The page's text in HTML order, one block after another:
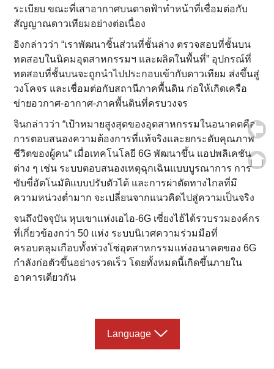
ระเบียบ ขณะที่เสาอากาศบนดาดฟ้าทำหน้าที่เชื่อมต่อกับ
สัญญาณดาวเทียมอย่างต่อเนื่อง
อิงกล่าวว่า “เราพัฒนาชิ้นส่วนที่ชั้นล่าง ตรวจสอบที่ชั้นบน
ทดสอบในนิคมอุตสาหกรรมฯ และผลิตในพื้นที่” อุปกรณ์ที่
ทดสอบที่ชั้นบนจะถูกนำไปประกอบเข้ากับดาวเทียม ส่งขึ้นสู่
วงโคจร และเชื่อมต่อกับสถานีภาคพื้นดิน ก่อให้เกิดเครือ
ข่ายอวกาศ-อากาศ-ภาคพื้นดินที่ครบวงจร
จินกล่าวว่า “เป้าหมายสูงสุดของอุตสาหกรรมในอนาคตคือ
การตอบสนองความต้องการที่แท้จริงและยกระดับคุณภาพ
ชีวิตของผู้คน” เมื่อเทคโนโลยี 6G พัฒนาขึ้น แอปพลิเคชัน
ต่าง ๆ เช่น ระบบตอบสนองเหตุฉุกเฉินแบบบูรณาการ การ
ขับขี่อัตโนมัติแบบปรับตัวได้ และการผ่าตัดทางไกลที่มี
ความหน่วงต่ำมาก จะเปลี่ยนจากแนวคิดไปสู่ความเป็นจริง
จนถึงปัจจุบัน หุบเขาแห่งเอไอ-6G เซี่ยงไฮ้ได้รวบรวมองค์กร
ที่เกี่ยวข้องกว่า 50 แห่ง ระบบนิเวศความร่วมมือที่
ครอบคลุมเกือบทั้งห่วงโซ่อุตสาหกรรมแห่งอนาคตของ 6G
กำลังก่อตัวขึ้นอย่างรวดเร็ว โดยทั้งหมดนี้เกิดขึ้นภายใน
อาคารเดียวกัน
Language